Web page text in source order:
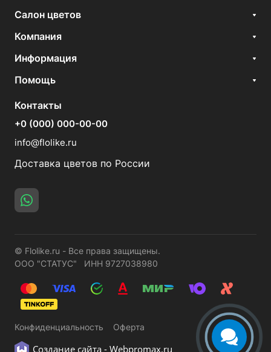
Салон цветов
Компания
Информация
Помощь
Контакты
+0 (000) 000-00-00
info@flolike.ru
Доставка цветов по России
© Flolike.ru - Все права защищены.
ООО "СТАТУС" ИНН 9727038980
Конфиденциальность Оферта
Создание сайта - Webpromax.ru